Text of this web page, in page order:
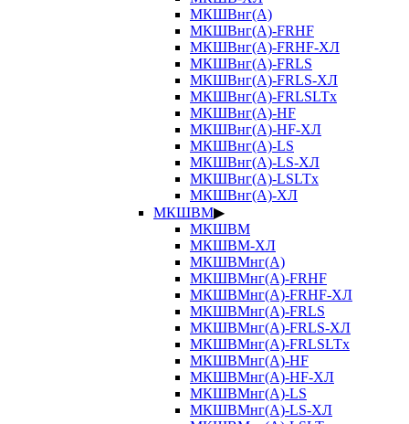
МКШВнг(А)
МКШВнг(А)-FRHF
МКШВнг(А)-FRHF-ХЛ
МКШВнг(А)-FRLS
МКШВнг(А)-FRLS-ХЛ
МКШВнг(А)-FRLSLTx
МКШВнг(А)-HF
МКШВнг(А)-HF-ХЛ
МКШВнг(А)-LS
МКШВнг(А)-LS-ХЛ
МКШВнг(А)-LSLTx
МКШВнг(А)-ХЛ
МКШВМ▶
МКШВМ
МКШВМ-ХЛ
МКШВМнг(А)
МКШВМнг(А)-FRHF
МКШВМнг(А)-FRHF-ХЛ
МКШВМнг(А)-FRLS
МКШВМнг(А)-FRLS-ХЛ
МКШВМнг(А)-FRLSLTx
МКШВМнг(А)-HF
МКШВМнг(А)-HF-ХЛ
МКШВМнг(А)-LS
МКШВМнг(А)-LS-ХЛ